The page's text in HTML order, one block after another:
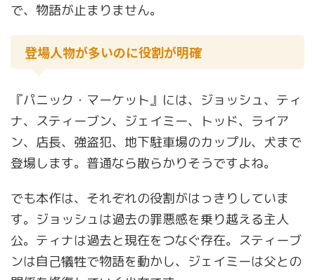
で、物語が止まりません。
登場人物が多いのに役割が明確
『パニック・マーケット』には、ジョッシュ、ティ
ナ、スティーブン、ジェイミー、トッド、ライア
ン、店長、強盗犯、地下駐車場のカップル、犬まで
登場します。普通なら散らかりそうですよね。
でも本作は、それぞれの役割がはっきりしていま
す。ジョッシュは過去の罪悪感を乗り越える主人
公。ティナは過去と現在をつなぐ存在。スティーブ
ンは自己犠牲で物語を動かし、ジェイミーは父との